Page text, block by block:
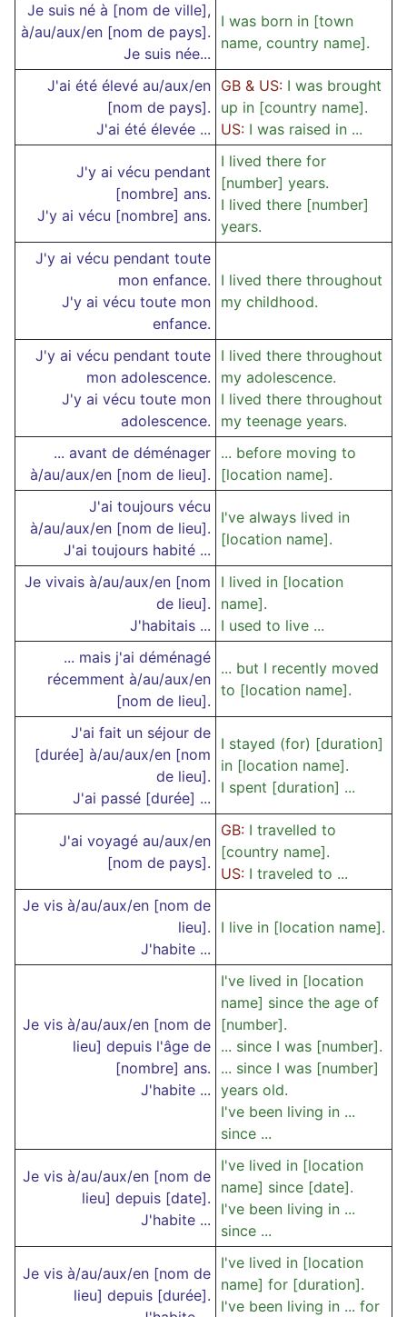
Je suis né à [nom de ville],
à/au/aux/en [nom de pays].
Je suis née...
I was born in [town
name, country name].
J'ai été élevé au/aux/en
[nom de pays].
J'ai été élevée ...
GB & US: I was brought
up in [country name].
US: I was raised in ...
J'y ai vécu pendant
[nombre] ans.
J'y ai vécu [nombre] ans.
I lived there for
[number] years.
I lived there [number]
years.
J'y ai vécu pendant toute
mon enfance.
J'y ai vécu toute mon
enfance.
I lived there throughout
my childhood.
J'y ai vécu pendant toute
mon adolescence.
J'y ai vécu toute mon
adolescence.
I lived there throughout
my adolescence.
I lived there throughout
my teenage years.
... avant de déménager
à/au/aux/en [nom de lieu].
... before moving to
[location name].
J'ai toujours vécu
à/au/aux/en [nom de lieu].
J'ai toujours habité ...
I've always lived in
[location name].
Je vivais à/au/aux/en [nom
de lieu].
J'habitais ...
I lived in [location
name].
I used to live ...
... mais j'ai déménagé
récemment à/au/aux/en
[nom de lieu].
... but I recently moved
to [location name].
J'ai fait un séjour de
[durée] à/au/aux/en [nom
de lieu].
J'ai passé [durée] ...
I stayed (for) [duration]
in [location name].
I spent [duration] ...
J'ai voyagé au/aux/en
[nom de pays].
GB: I travelled to
[country name].
US: I traveled to ...
Je vis à/au/aux/en [nom de
lieu].
J'habite ...
I live in [location name].
Je vis à/au/aux/en [nom de
lieu] depuis l'âge de
[nombre] ans.
J'habite ...
I've lived in [location
name] since the age of
[number].
... since I was [number].
... since I was [number]
years old.
I've been living in ...
since ...
Je vis à/au/aux/en [nom de
lieu] depuis [date].
J'habite ...
I've lived in [location
name] since [date].
I've been living in ...
since ...
Je vis à/au/aux/en [nom de
lieu] depuis [durée].
I've lived in [location
name] for [duration].
I've been living in ... for